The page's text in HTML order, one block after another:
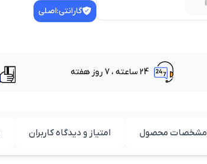
گارانتی:اصلی
24 ساعته ، 7 روز هفته
مشخصات محصول امتیاز و دیدگاه کاربران